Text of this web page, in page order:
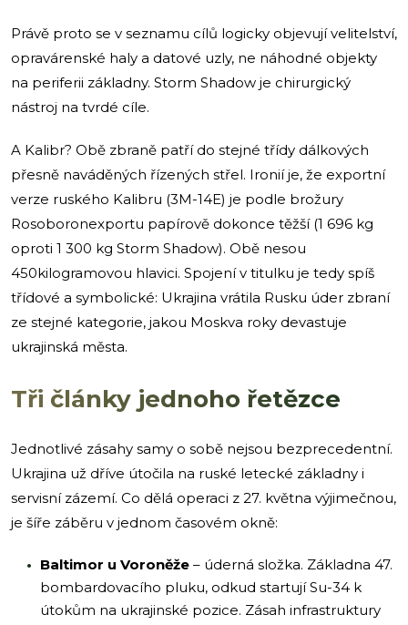
Právě proto se v seznamu cílů logicky objevují velitelství,
opravárenské haly a datové uzly, ne náhodné objekty
na periferii základny. Storm Shadow je chirurgický
nástroj na tvrdé cíle.
A Kalibr? Obě zbraně patří do stejné třídy dálkových
přesně naváděných řízených střel. Ironií je, že exportní
verze ruského Kalibru (3M-14E) je podle brožury
Rosoboronexportu papírově dokonce těžší (1 696 kg
oproti 1 300 kg Storm Shadow). Obě nesou
450kilogramovou hlavici. Spojení v titulku je tedy spíš
třídové a symbolické: Ukrajina vrátila Rusku úder zbraní
ze stejné kategorie, jakou Moskva roky devastuje
ukrajinská města.
Tři články jednoho řetězce
Jednotlivé zásahy samy o sobě nejsou bezprecedentní.
Ukrajina už dříve útočila na ruské letecké základny i
servisní zázemí. Co dělá operaci z 27. května výjimečnou,
je šíře záběru v jednom časovém okně:
Baltimor u Voroněže – úderná složka. Základna 47.
bombardovacího pluku, odkud startují Su-34 k
útokům na ukrajinské pozice. Zásah infrastruktury